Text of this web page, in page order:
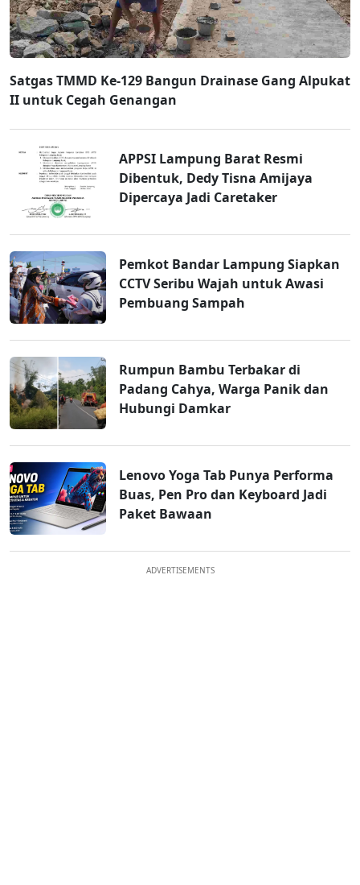
Satgas TMMD Ke-129 Bangun Drainase Gang Alpukat
II untuk Cegah Genangan
APPSI Lampung Barat Resmi
Dibentuk, Dedy Tisna Amijaya
Dipercaya Jadi Caretaker
Pemkot Bandar Lampung Siapkan
CCTV Seribu Wajah untuk Awasi
Pembuang Sampah
Rumpun Bambu Terbakar di
Padang Cahya, Warga Panik dan
Hubungi Damkar
Lenovo Yoga Tab Punya Performa
Buas, Pen Pro dan Keyboard Jadi
Paket Bawaan
ADVERTISEMENTS